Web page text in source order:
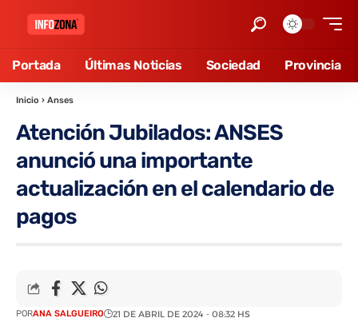
Portada Últimas Noticias Sociedad Provincia
Inicio › Anses
Atención Jubilados: ANSES
anunció una importante
actualización en el calendario de
pagos
PORANA SALGUEIRO 21 DE ABRIL DE 2024 - 08:32 HS